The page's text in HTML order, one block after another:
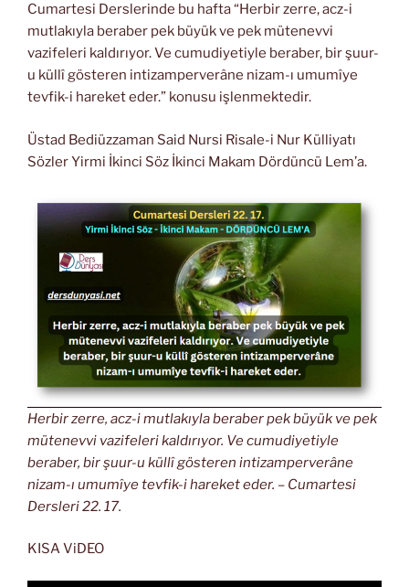
Cumartesi Derslerinde bu hafta “Herbir zerre, acz-i
mutlakıyla beraber pek büyük ve pek mütenevvi
vazifeleri kaldırıyor. Ve cumudiyetiyle beraber, bir şuur-
u küllî gösteren intizamperverâne nizam-ı umumîye
tevfik-i hareket eder.” konusu işlenmektedir.
Üstad Bediüzzaman Said Nursi Risale-i Nur Külliyatı
Sözler Yirmi İkinci Söz İkinci Makam Dördüncü Lem’a.
Herbir zerre, acz-i mutlakıyla beraber pek büyük ve pek
mütenevvi vazifeleri kaldırıyor. Ve cumudiyetiyle
beraber, bir şuur-u küllî gösteren intizamperverâne
nizam-ı umumîye tevfik-i hareket eder. – Cumartesi
Dersleri 22. 17.
KISA ViDEO